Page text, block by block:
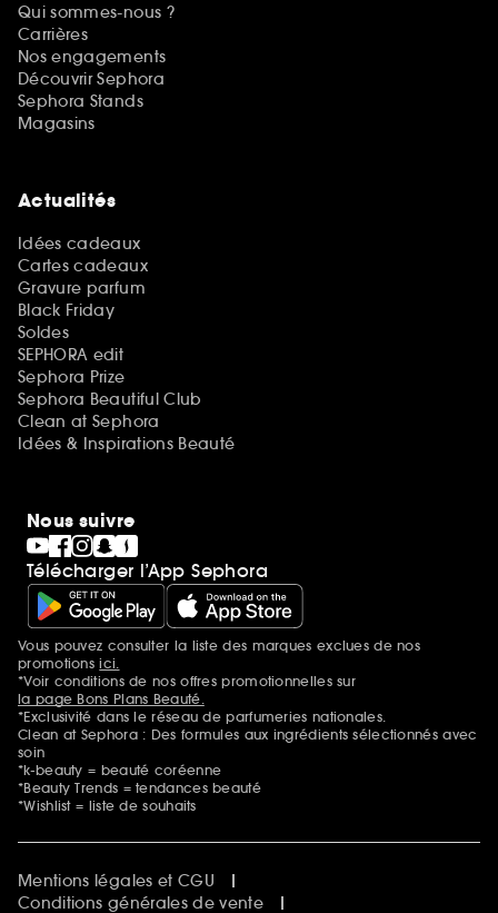
Qui sommes-nous ?
Carrières
Nos engagements
Découvrir Sephora
Sephora Stands
Magasins
Actualités
Idées cadeaux
Cartes cadeaux
Gravure parfum
Black Friday
Soldes
SEPHORA edit
Sephora Prize
Sephora Beautiful Club
Clean at Sephora
Idées & Inspirations Beauté
Nous suivre
Télécharger l’App Sephora
Mentions additionnelles
Vous pouvez consulter la liste des marques exclues de nos
promotionsici.
*Voir conditions de nos offres promotionnelles sur
la page Bons Plans Beauté.
*Exclusivité dans le réseau de parfumeries nationales.
Clean at Sephora : Des formules aux ingrédients sélectionnés avec
soin
*k-beauty = beauté coréenne
*Beauty Trends = tendances beauté
*Wishlist = liste de souhaits
Mentions légales et CGU
Conditions générales de vente